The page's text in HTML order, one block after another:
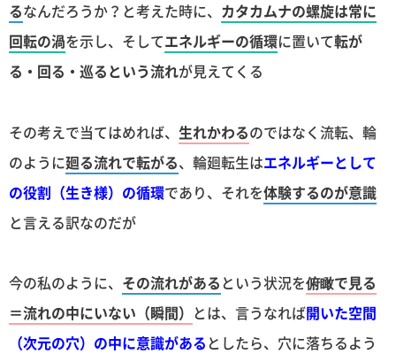
るなんだろうか？と考えた時に、 カタカムナの螺旋は常に
回転の渦を示し、そしてエネルギーの循環に置いて転が
る・回る・巡るという流れが見えてくる
その考えで当てはめれば、 生れかわるのではなく流転、輪
のように廻る流れで転がる、輪廻転生はエネルギーとして
の役割（生き様）の循環であり、それを体験するのが意識
と言える訳なのだが
今の私のように、 その流れがあるという状況を俯瞰で見る
＝流れの中にいない（瞬間） とは、言うなれば開いた空間
（次元の穴）の中に意識があるとしたら、穴に落ちるよう